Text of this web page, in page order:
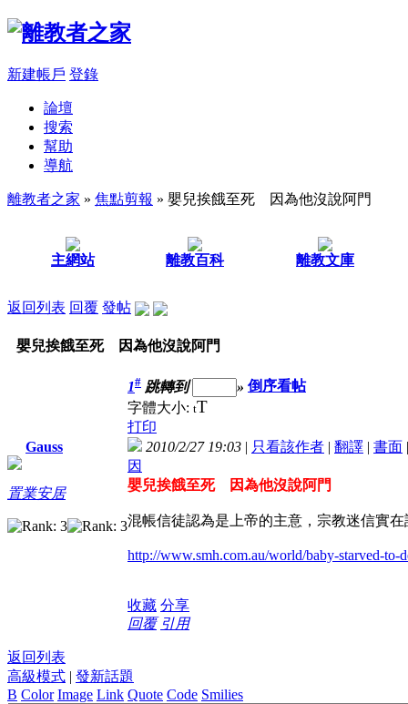
新建帳戶 登錄
論壇
搜索
幫助
導航
離教者之家 » 焦點剪報 » 嬰兒挨餓至死 因為他沒說阿門
主網站 離教百科 離教文庫
返回列表 回覆 發帖
嬰兒挨餓至死 因為他沒說阿門
Gauss
置業安居
1# 跳轉到 » 倒序看帖
字體大小: tT
打印
2010/2/27 19:03 | 只看該作者 | 翻譯 | 書面
因
嬰兒挨餓至死 因為他沒說阿門
混帳信徒認為是上帝的主意， 宗教迷信實
http://www.smh.com.au/world/baby-starved-to-
收藏 分享
回覆 引用
返回列表
高級模式 | 發新話題
B Color Image Link Quote Code Smilies